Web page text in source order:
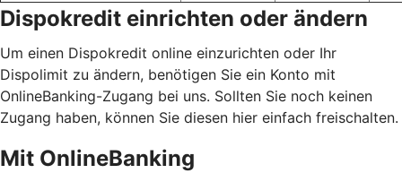
Dispokredit einrichten oder ändern
Um einen Dispokredit online einzurichten oder Ihr
Dispolimit zu ändern, benötigen Sie ein Konto mit
OnlineBanking-Zugang bei uns. Sollten Sie noch keinen
Zugang haben, können Sie diesen hier einfach freischalten.
Mit OnlineBanking